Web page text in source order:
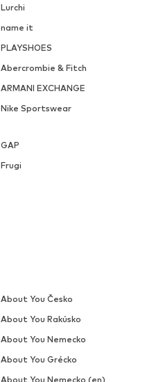
Lurchi
name it
PLAYSHOES
Abercrombie & Fitch
ARMANI EXCHANGE
Nike Sportswear
GAP
Frugi
About You Česko
About You Rakúsko
About You Nemecko
About You Grécko
About You Nemecko (en)